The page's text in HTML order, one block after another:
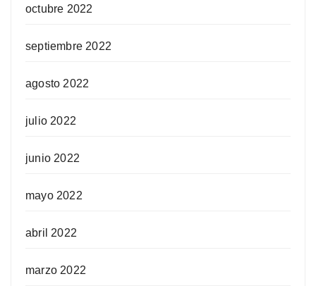
octubre 2022
septiembre 2022
agosto 2022
julio 2022
junio 2022
mayo 2022
abril 2022
marzo 2022